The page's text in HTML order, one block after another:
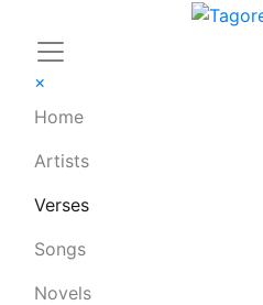
×
Home
Artists
Verses
Songs
Novels